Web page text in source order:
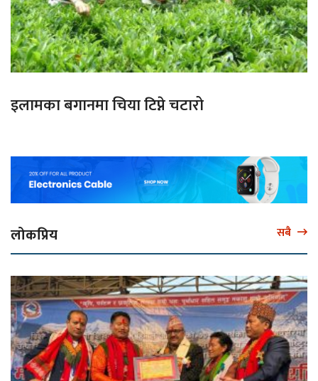
इलामका बगानमा चिया टिप्ने चटारो
लोकप्रिय सबै